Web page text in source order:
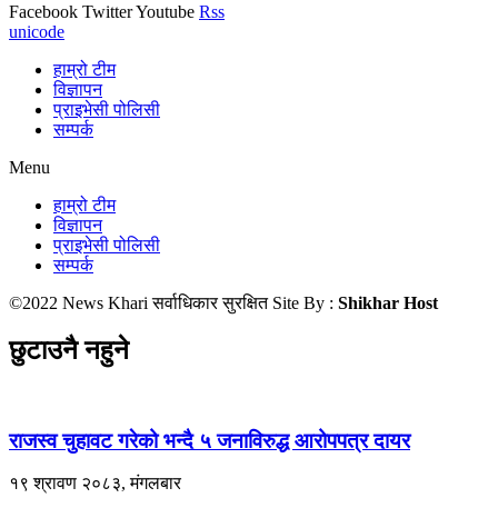
Facebook TwitterYoutube Rss
unicode
हाम्रो टीम
विज्ञापन
प्राइभेसी पोलिसी
सम्पर्क
Menu
हाम्रो टीम
विज्ञापन
प्राइभेसी पोलिसी
सम्पर्क
©2022 News Khari सर्वाधिकार सुरक्षित Site By : Shikhar Host
छुटाउनै नहुने
राजस्व चुहावट गरेको भन्दै ५ जनाविरुद्ध आरोपपत्र दायर
१९ श्रावण २०८३, मंगलबार